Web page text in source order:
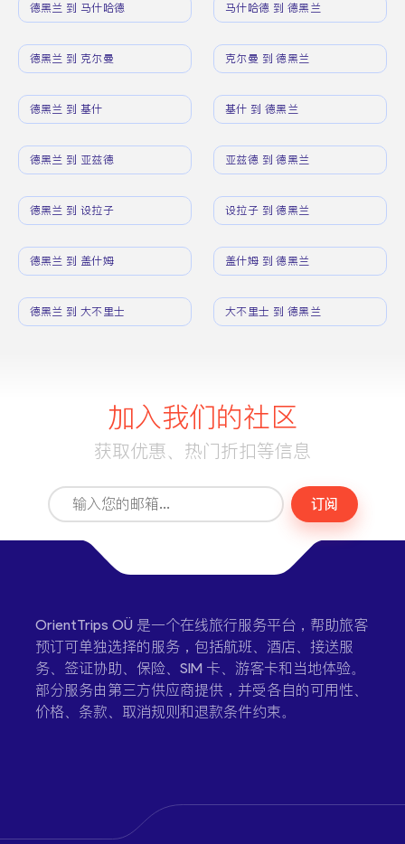
德黑兰 到 马什哈德 马什哈德 到 德黑兰
德黑兰 到 克尔曼 克尔曼 到 德黑兰
德黑兰 到 基什 基什 到 德黑兰
德黑兰 到 亚兹德 亚兹德 到 德黑兰
德黑兰 到 设拉子 设拉子 到 德黑兰
德黑兰 到 盖什姆 盖什姆 到 德黑兰
德黑兰 到 大不里士 大不里士 到 德黑兰
加入我们的社区
获取优惠、热门折扣等信息
订阅
OrientTrips OÜ 是一个在线旅行服务平台，帮助旅客
预订可单独选择的服务，包括航班、酒店、接送服
务、签证协助、保险、SIM 卡、游客卡和当地体验。
部分服务由第三方供应商提供，并受各自的可用性、
价格、条款、取消规则和退款条件约束。